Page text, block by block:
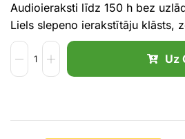
Audioieraksti līdz 150 h bez
Liels slepeno ierakstītāju klāsts,
Uz